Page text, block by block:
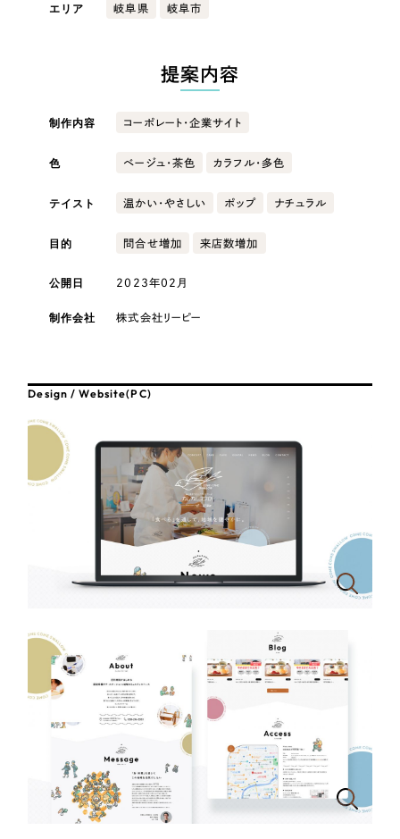
SEO対策によるアクセス獲得、反響獲得などの"Webマーケティング"から、
ライン領域のマーケティングまでまるっと代行
採用DX支援
リープ・リクルーティング ／ 採用業務代行
完全成功報酬型のスカウト型ハイクラス人材紹介（岐阜・愛知）
カイゼンDX支援
Pace ／クラウド型工数管理ツール
制作実績
Works
制作実績
全国1,400社以上の支援実績の中から実績の
ブックマークしたサイト
すべて （624件）
コーポレート・企業サイト
リープ・プロジェクト
リープ・リクルーティング
「採用強化」を目的とした採用業務代行
その他のサービス
AI倫理ポリシー クッキーポリシー サイトマップ
製造業
卸売・小売
医療・福祉
人材紹介・派遣
美容・エステ
IT・インターネット
広告・メディア・放送
農林・水産
金融・保険業
エリア 岐阜県 岐阜市
提案内容
制作内容 コーポレート・企業サイト
色 ベージュ・茶色 カラフル・多色
テイスト 温かい・やさしい ポップ ナチュラル
目的 問合せ増加 来店数増加
公開日 2023年02月
制作会社 株式会社リーピー
Design / Website(PC)